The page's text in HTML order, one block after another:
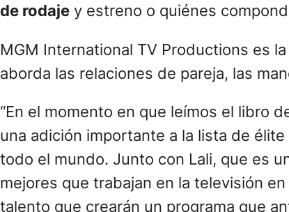
de rodaje y estreno o quiénes
MGM International TV Productions es
aborda las relaciones de pareja, las
“En el momento en que leímos el libro
una adición importante a la lista de
todo el mundo. Junto con Lali, que es
mejores que trabajan en la televisión
talento que crearán un programa que